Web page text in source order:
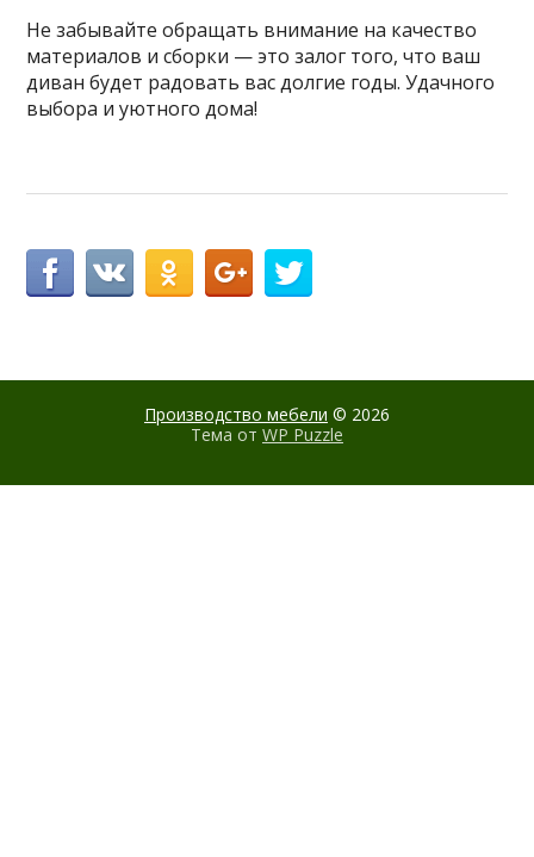
Не забывайте обращать внимание на качество
материалов и сборки — это залог того, что ваш
диван будет радовать вас долгие годы. Удачного
выбора и уютного дома!
Производство мебели © 2026
Тема от WP Puzzle